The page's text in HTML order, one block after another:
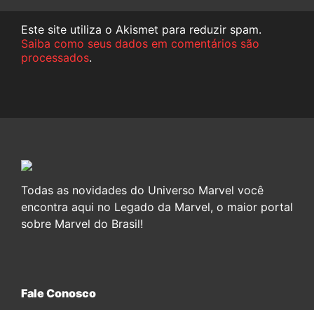
Este site utiliza o Akismet para reduzir spam.
Saiba como seus dados em comentários são
processados.
Todas as novidades do Universo Marvel você
encontra aqui no Legado da Marvel, o maior portal
sobre Marvel do Brasil!
Fale Conosco